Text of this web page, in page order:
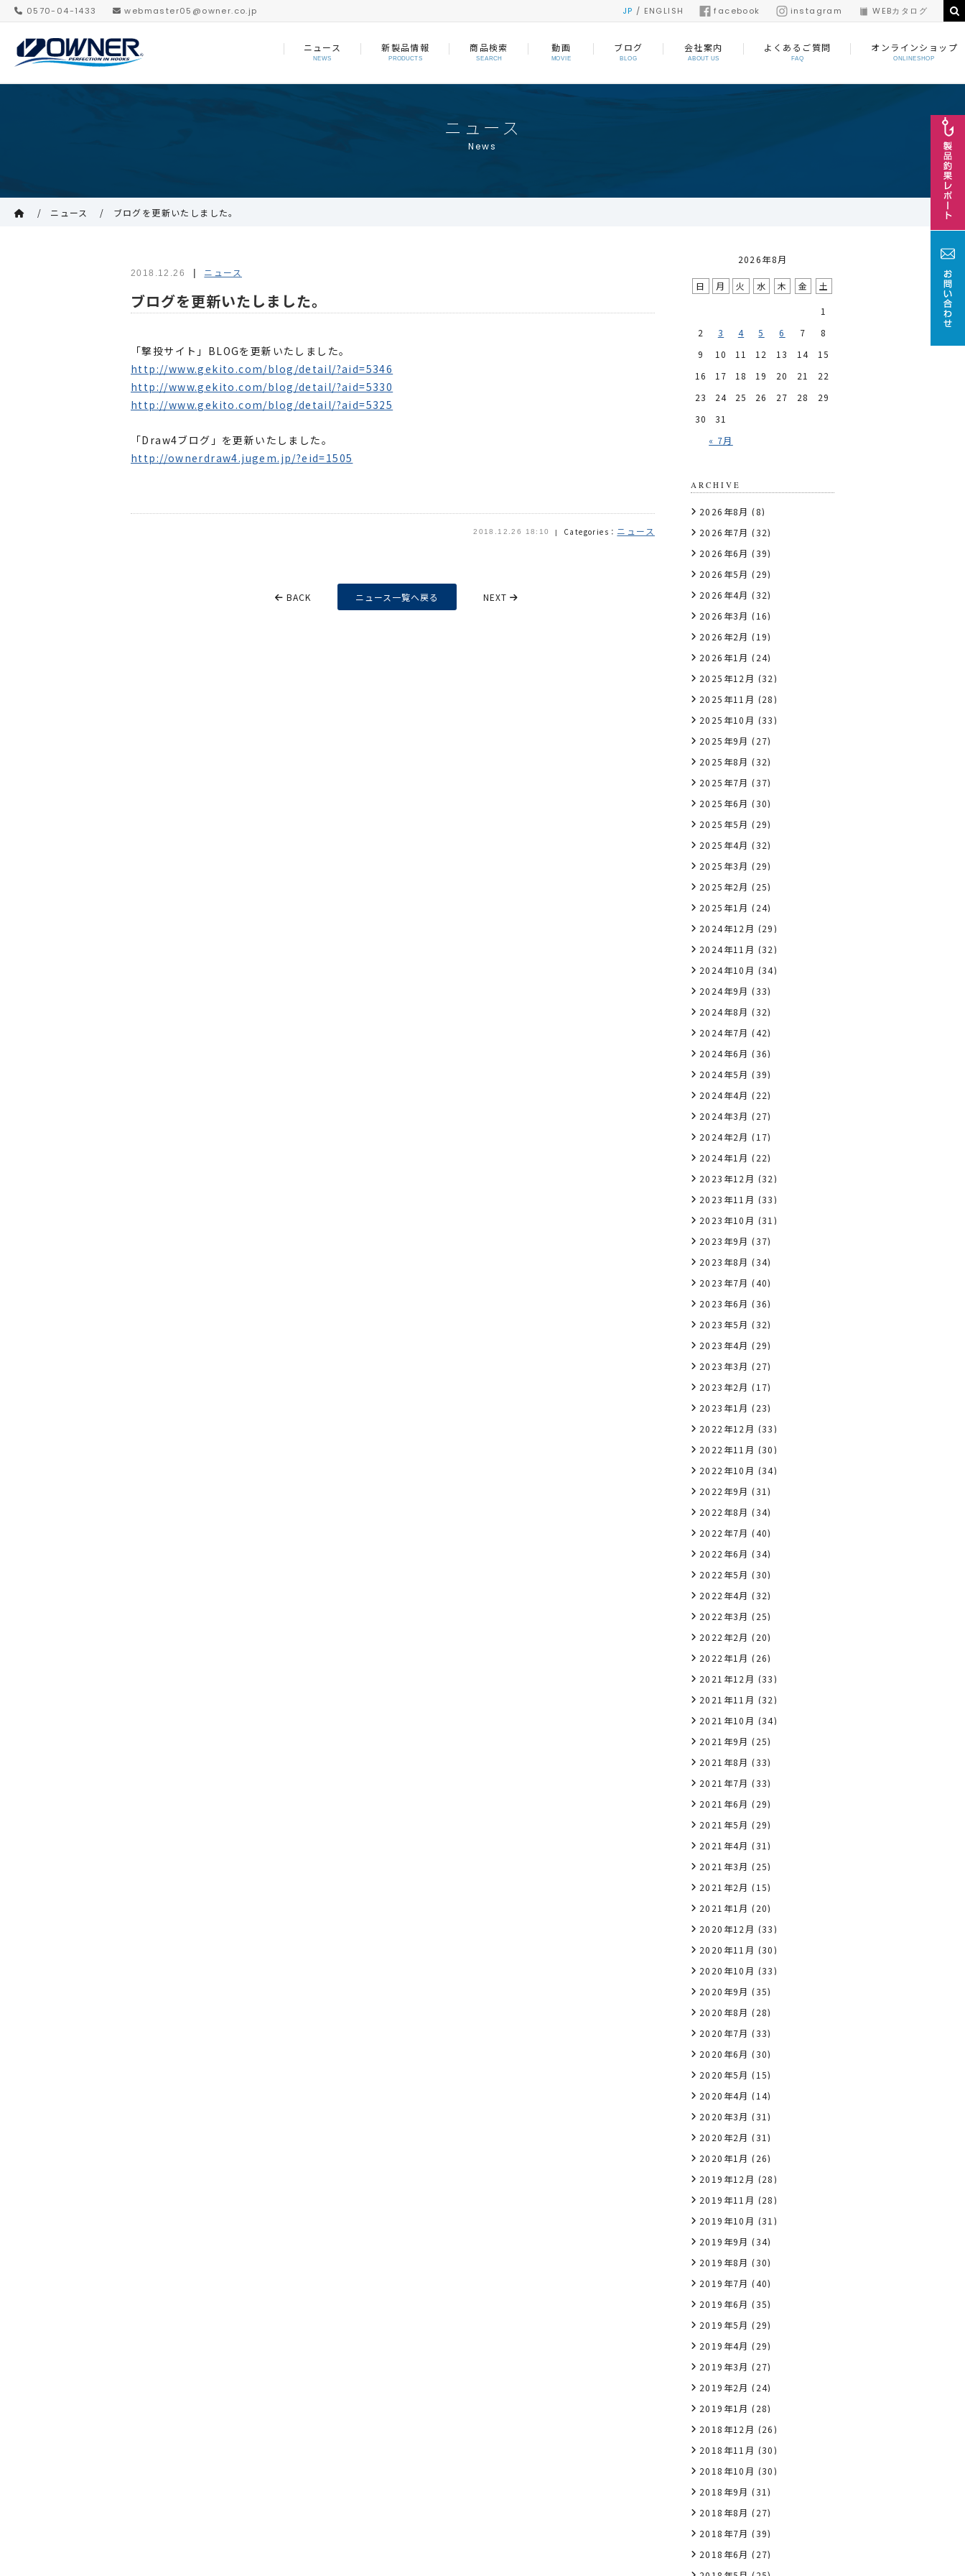
0570-04-1433 webmaster05@owner.co.jp JP / ENGLISH facebook instagram WEBカタログ
ニュース
NEWS
新製品情報
PRODUCTS
商品検索
SEARCH
動画
MOVIE
ブログ
BLOG
会社案内
ABOUT US
よくあるご質問
FAQ
オンラインショップ
ONLINESHOP
ニュース
News
ニュース ブログを更新いたしました。
2018.12.26 ニュース
ブログを更新いたしました。
「撃投サイト」BLOGを更新いたしました。
http://www.gekito.com/blog/detail/?aid=5346
http://www.gekito.com/blog/detail/?aid=5330
http://www.gekito.com/blog/detail/?aid=5325
「Draw4ブログ」を更新いたしました。
http://ownerdraw4.jugem.jp/?eid=1505
2018.12.26 18:10 Categories： ニュース
BACK ニュース一覧へ戻る NEXT
2026年8月
日 月 火 水 木 金 土
« 7月
1
2
3 4 5 6 7
8
9
10 11 12 13 14
15
16
17 18 19 20 21
22
23
24 25 26 27 28
29
30
31
ARCHIVE
2026年8月 (8)
2026年7月 (32)
2026年6月 (39)
2026年5月 (29)
2026年4月 (32)
2026年3月 (16)
2026年2月 (19)
2026年1月 (24)
2025年12月 (32)
2025年11月 (28)
2025年10月 (33)
2025年9月 (27)
2025年8月 (32)
2025年7月 (37)
2025年6月 (30)
2025年5月 (29)
2025年4月 (32)
2025年3月 (29)
2025年2月 (25)
2025年1月 (24)
2024年12月 (29)
2024年11月 (32)
2024年10月 (34)
2024年9月 (33)
2024年8月 (32)
2024年7月 (42)
2024年6月 (36)
2024年5月 (39)
2024年4月 (22)
2024年3月 (27)
2024年2月 (17)
2024年1月 (22)
2023年12月 (32)
2023年11月 (33)
2023年10月 (31)
2023年9月 (37)
2023年8月 (34)
2023年7月 (40)
2023年6月 (36)
2023年5月 (32)
2023年4月 (29)
2023年3月 (27)
2023年2月 (17)
2023年1月 (23)
2022年12月 (33)
2022年11月 (30)
2022年10月 (34)
2022年9月 (31)
2022年8月 (34)
2022年7月 (40)
2022年6月 (34)
2022年5月 (30)
2022年4月 (32)
2022年3月 (25)
2022年2月 (20)
2022年1月 (26)
2021年12月 (33)
2021年11月 (32)
2021年10月 (34)
2021年9月 (25)
2021年8月 (33)
2021年7月 (33)
2021年6月 (29)
2021年5月 (29)
2021年4月 (31)
2021年3月 (25)
2021年2月 (15)
2021年1月 (20)
2020年12月 (33)
2020年11月 (30)
2020年10月 (33)
2020年9月 (35)
2020年8月 (28)
2020年7月 (33)
2020年6月 (30)
2020年5月 (15)
2020年4月 (14)
2020年3月 (31)
2020年2月 (31)
2020年1月 (26)
2019年12月 (28)
2019年11月 (28)
2019年10月 (31)
2019年9月 (34)
2019年8月 (30)
2019年7月 (40)
2019年6月 (35)
2019年5月 (29)
2019年4月 (29)
2019年3月 (27)
2019年2月 (24)
2019年1月 (28)
2018年12月 (26)
2018年11月 (30)
2018年10月 (30)
2018年9月 (31)
2018年8月 (27)
2018年7月 (39)
2018年6月 (27)